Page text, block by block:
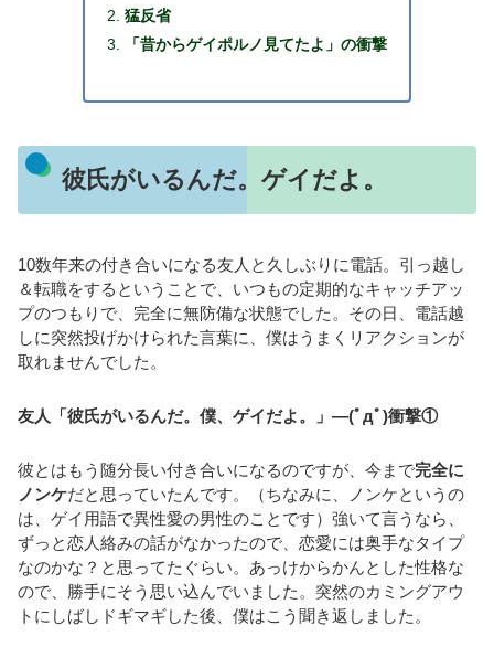
猛反省
「昔からゲイポルノ見てたよ」の衝撃
彼氏がいるんだ。ゲイだよ。
10数年来の付き合いになる友人と久しぶりに電話。引っ越し
＆転職をするということで、いつもの定期的なキャッチアッ
プのつもりで、完全に無防備な状態でした。その日、電話越
しに突然投げかけられた言葉に、僕はうまくリアクションが
取れませんでした。
友人「彼氏がいるんだ。僕、ゲイだよ。」―(ﾟдﾟ)衝撃①
彼とはもう随分長い付き合いになるのですが、今まで完全に
ノンケだと思っていたんです。（ちなみに、ノンケというの
は、ゲイ用語で異性愛の男性のことです）強いて言うなら、
ずっと恋人絡みの話がなかったので、恋愛には奥手なタイプ
なのかな？と思ってたぐらい。あっけからかんとした性格な
ので、勝手にそう思い込んでいました。突然のカミングアウ
トにしばしドギマギした後、僕はこう聞き返しました。